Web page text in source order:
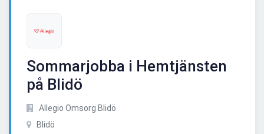
Sommarjobba i Hemtjänsten
på Blidö
Allegio Omsorg Blidö
Blidö